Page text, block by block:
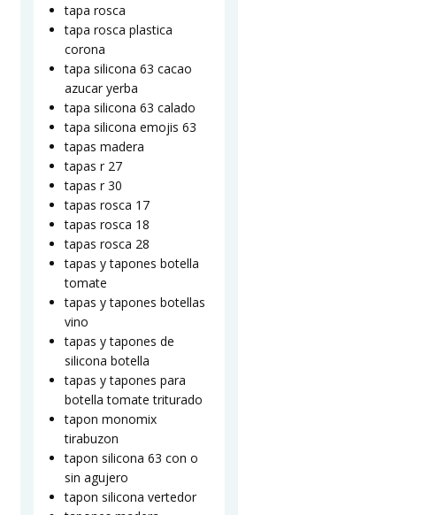
tapa rosca
tapa rosca plastica
corona
tapa silicona 63 cacao
azucar yerba
tapa silicona 63 calado
tapa silicona emojis 63
tapas madera
tapas r 27
tapas r 30
tapas rosca 17
tapas rosca 18
tapas rosca 28
tapas y tapones botella
tomate
tapas y tapones botellas
vino
tapas y tapones de
silicona botella
tapas y tapones para
botella tomate triturado
tapon monomix
tirabuzon
tapon silicona 63 con o
sin agujero
tapon silicona vertedor